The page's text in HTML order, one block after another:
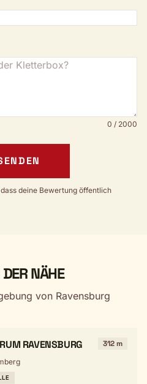
0 / 2000
deine Bewertung öffentlich
NÄHE
von Ravensburg
RAVENSBURG 312 m